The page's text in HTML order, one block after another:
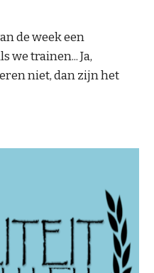
de week een
we trainen... Ja,
niet, dan zijn het